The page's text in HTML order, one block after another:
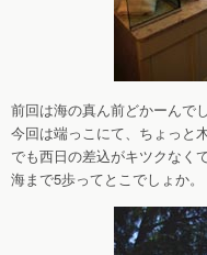
前回は海の真ん前どかーんでし
今回は端っこにて、ちょっと
でも西日の差込がキツクなく
海まで5歩ってとこでしょか。